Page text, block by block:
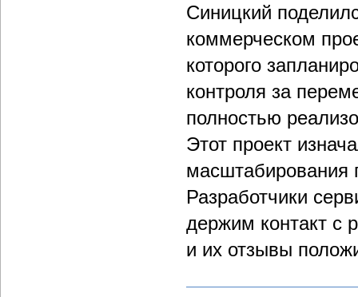
Синицкий
коммерческом
которого
контроля за
полностью
Этот проект
масштабирования
Разработчики
держим контакт с
и их отзывы